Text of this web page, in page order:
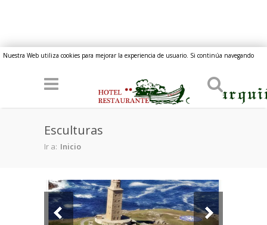
Pasar al contenido principal
Nuestra Web utiliza cookies para mejorar la experiencia de usuario. Si continúa navegando
Esculturas
Ir a: Inicio